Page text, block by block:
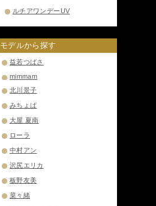
ルチアワンデーUV
モデルから探す
益若つばさ
mimmam
北川景子
みちょぱ
大屋 夏南
ローラ
中村アン
沢尻エリカ
板野友美
菜々緒